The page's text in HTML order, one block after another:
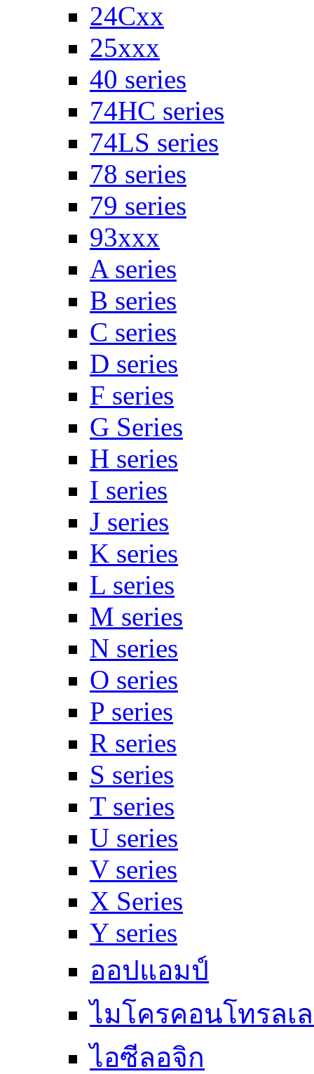
24Cxx
25xxx
40 series
74HC series
74LS series
78 series
79 series
93xxx
A series
B series
C series
D series
F series
G Series
H series
I series
J series
K series
L series
M series
N series
O series
P series
R series
S series
T series
U series
V series
X Series
Y series
ออปแอมป์
ไมโครคอนโทรลเ
ไอซีลอจิก